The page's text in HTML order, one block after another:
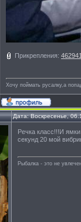
Прикрепления:
Хочу поймать русалку,а
Дата: Воскресенье,
Речка класс!!!И
секунд 20 мой
Рыбалка - это не